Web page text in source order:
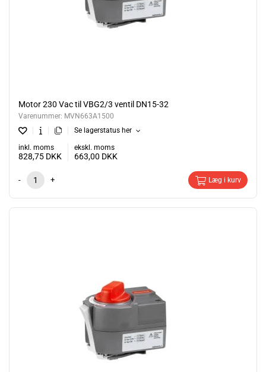
Motor 230 Vac til VBG2/3 ventil DN15-32
Varenummer: MVN663A1500
Se lagerstatus her
inkl. moms
828,75 DKK
ekskl. moms
663,00 DKK
- + Læg i kurv